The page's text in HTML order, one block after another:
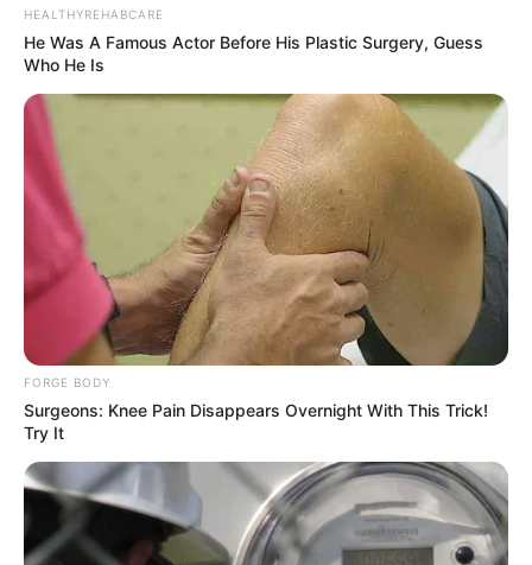
ดูดวง
เบอร์โทร คน Keep look เป๊ะทุกมุมดูดี
ทุกองศา คุณล่ะมีเลขคู่นี้ไหม
วันที่ 1 ส.ค. 2569 วันคล้ายวันสำเร็จ
มรรคผลพระโพธิสัตว์กวนอิม
HEALTHYREHABCARE
He Was A Famous Actor Before His Plastic Surgery, Guess
Who He Is
FORGE BODY
Surgeons: Knee Pain Disappears Overnight With This Trick!
Try It